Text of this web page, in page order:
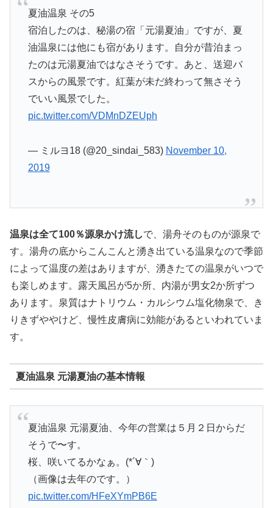
夏油温泉 その5
宿泊したのは、秘湯の宿「元湯夏油」ですが、夏
油温泉には他にも宿があります。自分が昔泊まっ
たのは元湯夏油ではなさそうです。あと、送迎バ
スからの風景です。紅葉が未だ終わって無さそう
でいい風景でした。
pic.twitter.com/VDMnDZEUph
— ミルヨ18 (@20_sindai_583) November 10,
2019
温泉は全て100％源泉かけ流しで、湯舟そのものが源泉で
す。湯舟の底からこんこんと湧き出ている温泉なので季節
によって温度の差はありますが、湧きたての温泉がいつで
も楽しめます。露天風呂が5か所、内湯が男女2か所ずつ
あります。泉質はナトリウム・カルシウム塩化物泉で、き
りきずややけど、慢性皮膚病に効能があるといわれていま
す。
夏油温泉 元湯夏油の基本情報
夏油温泉 元湯夏油、今年の営業は５月２日からだ
そうで〜す。
桜、咲いてるかなぁ。(*´∀｀)
（画像は去年のです。）
pic.twitter.com/HFeXYmPB6E